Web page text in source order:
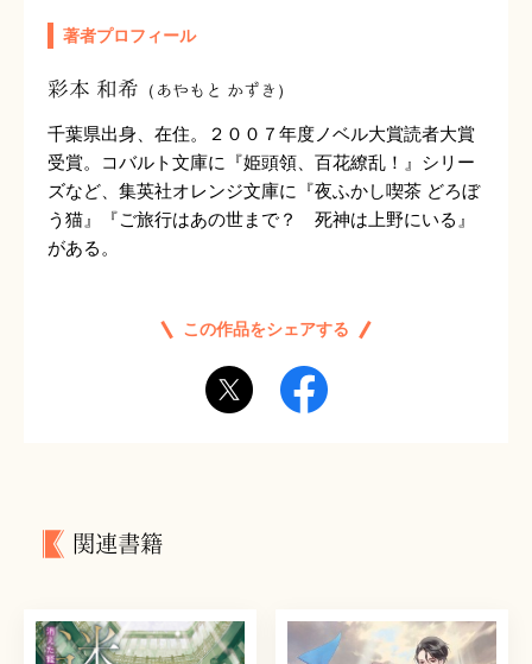
著者プロフィール
彩本 和希 （あやもと かずき）
千葉県出身、在住。２００７年度ノベル大賞読者大賞
受賞。コバルト文庫に『姫頭領、百花繚乱！』シリー
ズなど、集英社オレンジ文庫に『夜ふかし喫茶 どろぼ
う猫』『ご旅行はあの世まで？ 死神は上野にいる』
がある。
この作品をシェアする
関連書籍